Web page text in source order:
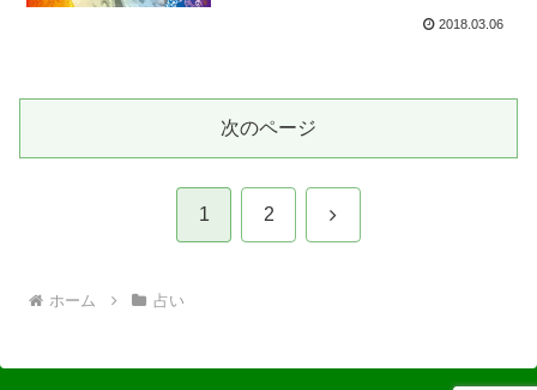
2018.03.06
次のページ
1 2 次
ホーム 占い